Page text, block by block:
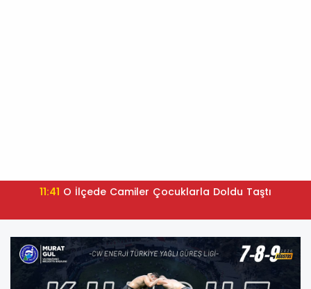
11:41 O İlçede Camiler Çocuklarla Doldu Taştı